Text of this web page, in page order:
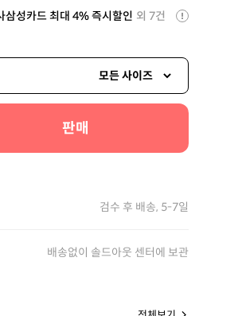
성카드 최대 4% 즉시할인 외 7건
모든 사이즈
판매
검수 후 배송, 5-7일
배송없이 솔드아웃 센터에 보관